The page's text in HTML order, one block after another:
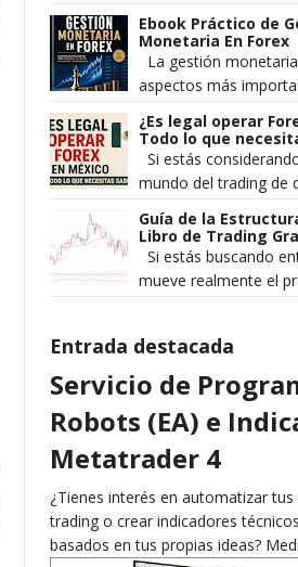
en el 2010 el cual
compañía HF Markets
Ebook Práctico de
Monetaria En Forex
La gestión
aspectos más
trading. Es lo que
rentables de los que
¿Es legal operar
Todo lo que
Si estás
mundo del trading de
seguramente te has
legal operar Forex en
Guía de la
Libro de Trading
Si estás buscando
mueve realmente el
mercados financieros,
Entrada destacada
Servicio de
Robots (EA) e
Metatrader 4
¿Tienes interés en automatizar
trading o crear indicadores
basados en tus propias ideas?